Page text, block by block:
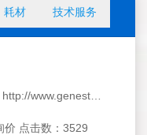
耗材 技术服务
价 点击数：3529